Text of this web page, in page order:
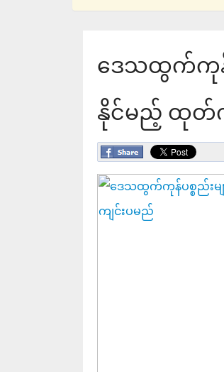
ဒေသထွက်ကုန်
နိုင်မည့် ထုတ်